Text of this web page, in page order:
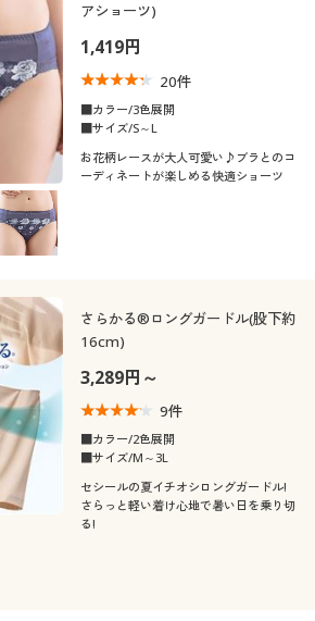
アショーツ)
1,419円
20件
■カラー/3色展開
■サイズ/S～L
お花柄レースが大人可愛い♪ブラとのコ
ーディネートが楽しめる快適ショーツ
さらかる®ロングガードル(股下約
16cm)
3,289円～
9件
■カラー/2色展開
■サイズ/M～3L
セシールの夏イチオシロングガードル!
さらっと軽い着け心地で暑い日を乗り切
る!